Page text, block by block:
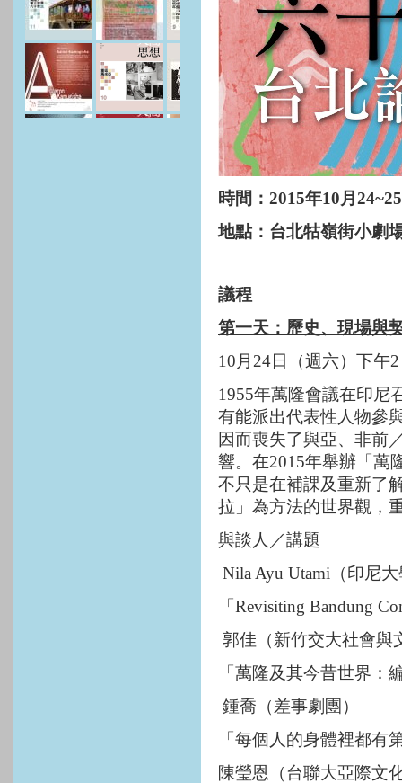
時間： 2015年10月 24~25
地點：台北牯嶺街小劇
議程
第一天：歷史、現場與
10 月 24 日（週六）下午2
1955年萬隆會議在印尼
有能派出代表性人物參
因而喪失了與亞、非前
響。在2015年舉辦「萬
不只是在補課及重新了
拉」為方法的世界觀，
與談人／講題
Nila Ayu Utami （印尼
「 Revisiting Bandung
郭佳（新竹交大社會與
「萬隆及其今昔世界：
鍾喬（差事劇團）
「每個人的身體裡都有
陳瑩恩（台聯大亞際文